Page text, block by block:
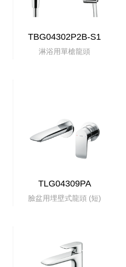
TBG04302P2B-S1
淋浴用單槍龍頭
TLG04309PA
臉盆用埋壁式龍頭 (短)